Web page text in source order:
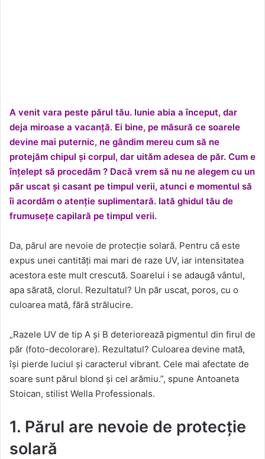
A venit vara peste părul tău. Iunie abia a început, dar
deja miroase a vacanță. Ei bine, pe măsură ce soarele
devine mai puternic, ne gândim mereu cum să ne
protejăm chipul și corpul, dar uităm adesea de păr. Cum e
înțelept să procedăm ? Dacă vrem să nu ne alegem cu un
păr uscat și casant pe timpul verii, atunci e momentul să
îi acordăm o atenție suplimentară. Iată ghidul tău de
frumusețe capilară pe timpul verii.
Da, părul are nevoie de protecție solară. Pentru că este
expus unei cantități mai mari de raze UV, iar intensitatea
acestora este mult crescută. Soarelui i se adaugă vântul,
apa sărată, clorul. Rezultatul? Un păr uscat, poros, cu o
culoarea mată, fără strălucire.
„Razele UV de tip A și B deteriorează pigmentul din firul de
păr (foto-decolorare). Rezultatul? Culoarea devine mată,
își pierde luciul și caracterul vibrant. Cele mai afectate de
soare sunt părul blond și cel arămiu.”, spune Antoaneta
Stoican, stilist Wella Professionals.
1. Părul are nevoie de protecție
solară